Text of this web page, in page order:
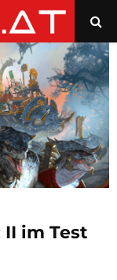
II im Test